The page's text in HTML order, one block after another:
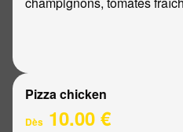
Pizza chicken
Dès 10.00 €